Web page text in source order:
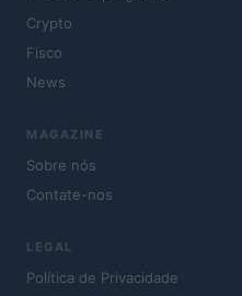
Crypto
Fisco
News
MAGAZINE
Sobre nós
Contate-nos
LEGAL
Política de Privacidade